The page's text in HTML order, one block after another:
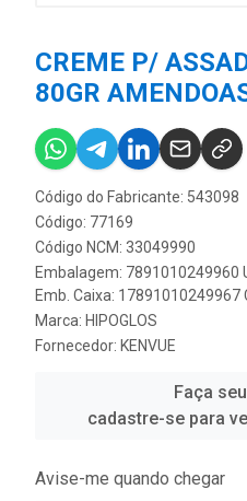
CREME P/
80GR
Código do Fabricante: 543098
Código: 77169
Código NCM: 33049990
Embalagem: 7891010249960
Emb. Caixa: 17891010249967
Marca: HIPOGLOS
Fornecedor: KENVUE
Faça
cadastre-se para
Avise-me quando chegar